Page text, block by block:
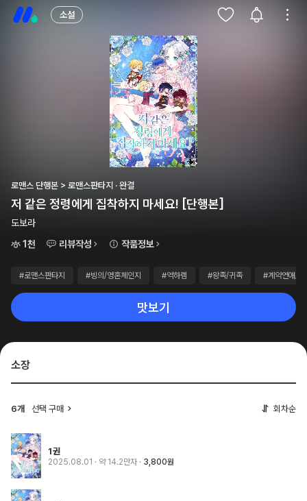
소설
로맨스 단행본 > 로맨스판타지 · 완결
저 같은 정령에게 집착하지 마세요! [단행본]
도보라
1천
리뷰작성 작품정보
#로맨스판타지 #빙의/영혼체인지 #역하렘 #왕족/귀족 #계약연애/결
맛보기
소장
6개 선택 구매 회차순
1권
2025.08.01 · 약 14.2만자 3,800원